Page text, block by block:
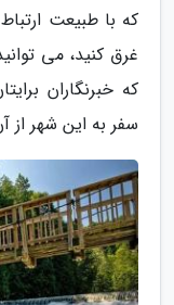
که با طبیعت
که خبرنگاران
سفر به این شهر از